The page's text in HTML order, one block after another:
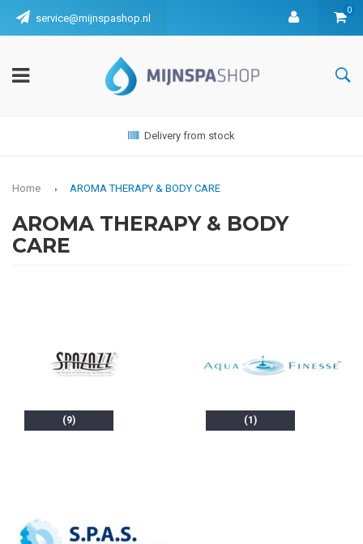
service@mijnspashop.nl
0
Delivery from stock
Home AROMA THERAPY & BODY CARE
AROMA THERAPY & BODY
CARE
(9) (1)